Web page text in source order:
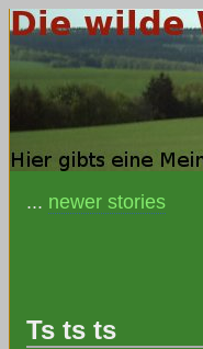
... newer stories
Ts ts ts